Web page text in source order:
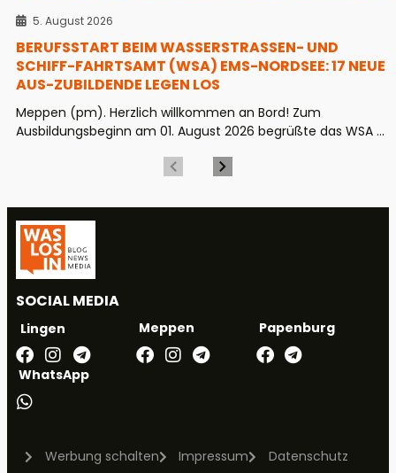
5. August 2026
BERUFSSTART BEIM WASSERSTRASSEN- UND S
CHIFF-FAHRTSAMT (WSA) EMS-NORDSEE: 17 NEUE A
US-ZUBILDENDE LEGEN LOS
Meppen (pm). Herzlich willkommen an Bord! Zum
Ausbildungsbeginn am 01. August 2026 begrüßte das WSA ...
SOCIAL MEDIA
Lingen Meppen Papenburg
WhatsApp
Werbung schalten Impressum Datenschutz